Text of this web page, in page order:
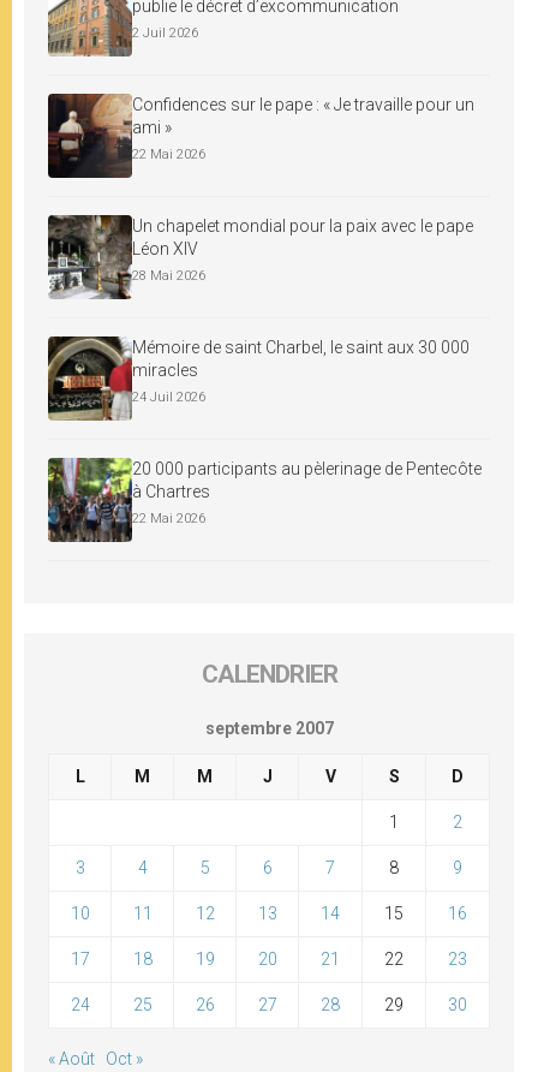
publie le décret d’excommunication
2 Juil 2026
Confidences sur le pape : « Je travaille pour un
ami »
22 Mai 2026
Un chapelet mondial pour la paix avec le pape
Léon XIV
28 Mai 2026
Mémoire de saint Charbel, le saint aux 30 000
miracles
24 Juil 2026
20 000 participants au pèlerinage de Pentecôte
à Chartres
22 Mai 2026
CALENDRIER
septembre 2007
L M M J V S D
1 2
3 4 5 6 7 8 9
10 11 12 13 14 15 16
17 18 19 20 21 22 23
24 25 26 27 28 29 30
« Août Oct »